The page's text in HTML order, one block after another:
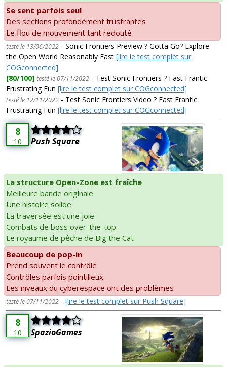
Se sent parfois seul
Des sections profondément frustrantes
Le flou de mouvement tant redouté
testé le 13/06/2022 - Sonic Frontiers Preview ? Gotta Go? Explore
the Open World Reasonably Fast [lire le test complet sur
COGconnected]
[80/100] testé le 07/11/2022 - Test Sonic Frontiers ? Fast Frantic
Frustrating Fun [lire le test complet sur COGconnected]
testé le 12/11/2022 - Test Sonic Frontiers Video ? Fast Frantic
Frustrating Fun [lire le test complet sur COGconnected]
8
10 Push Square
La structure Open-Zone est fraîche
Meilleure bande originale
Une histoire solide
La traversée est une joie
Combats de boss over-the-top
Le royaume de pêche de Big the Cat
Beaucoup de pop-in
Prend souvent le contrôle
Contrôles parfois pointilleux
Les niveaux du cyberespace ont des problèmes
testé le 07/11/2022 - [lire le test complet sur Push Square]
8
10 SpazioGames